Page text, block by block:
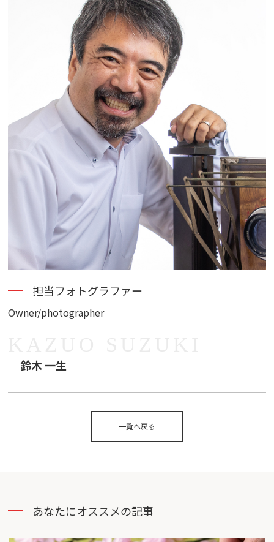
担当フォトグラファー
Owner/photographer
鈴木 一生
一覧へ戻る
あなたにオススメの記事